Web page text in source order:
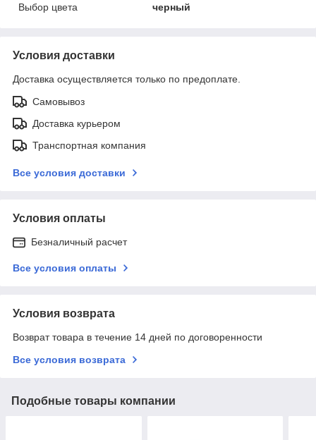
Выбор цвета
черный
Условия доставки
Доставка осуществляется только по предоплате.
Самовывоз
Доставка курьером
Транспортная компания
Все условия доставки
Условия оплаты
Безналичный расчет
Все условия оплаты
Условия возврата
Возврат товара в течение 14 дней по договоренности
Все условия возврата
Подобные товары компании